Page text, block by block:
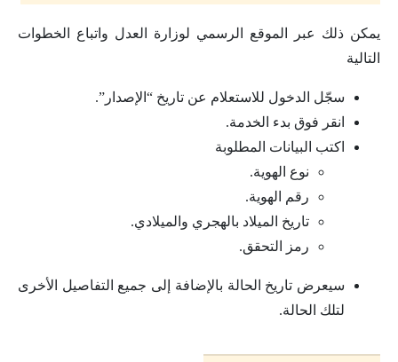
يمكن ذلك عبر الموقع الرسمي لوزارة العدل واتباع الخطوات
التالية
سجّل الدخول للاستعلام عن تاريخ “الإصدار”.
انقر فوق بدء الخدمة.
اكتب البيانات المطلوبة
نوع الهوية.
رقم الهوية.
تاريخ الميلاد بالهجري والميلادي.
رمز التحقق.
سيعرض تاريخ الحالة بالإضافة إلى جميع التفاصيل الأخرى
لتلك الحالة.